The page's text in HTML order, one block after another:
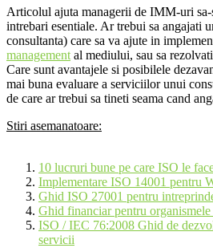
Articolul ajuta managerii de IMM-uri sa-
intrebari esentiale. Ar trebui sa angajati
consultanta) care sa va ajute in
management al mediului, sau sa
Care sunt avantajele si posibilele
mai buna evaluare a serviciilor unui
de care ar trebui sa tineti seama cand
Stiri asemanatoare:
10 lucruri bune pe care ISO le
Implementare ISO 14001 pentru
Ghid ISO 27001 pentru
Ghid financiar pentru
ISO / IEC 76:2008 Ghid de
servicii